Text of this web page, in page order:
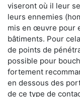
viseront où il leur
leurs ennemies
mis en œuvre pour
bâtiments. Pour
de points de
possible pour
fortement
en dessous des
de ce type de